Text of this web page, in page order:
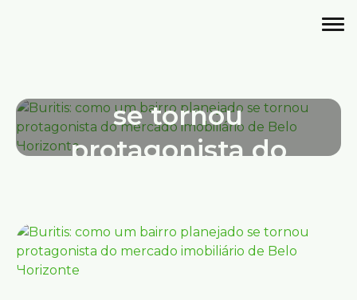
se tornou
protagonista do
imobiliário de Belo
Horizonte